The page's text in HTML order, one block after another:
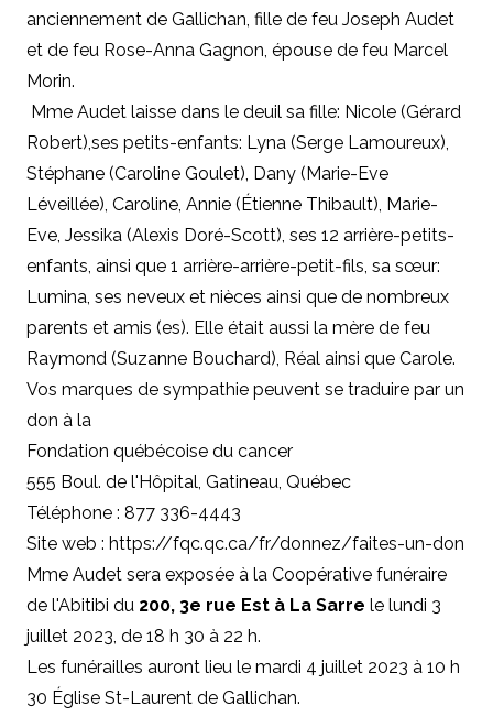
anciennement de Gallichan, fille de feu Joseph Audet
et de feu Rose-Anna Gagnon, épouse de feu Marcel
Morin.
Mme Audet laisse dans le deuil sa fille: Nicole (Gérard
Robert),ses petits-enfants: Lyna (Serge Lamoureux),
Stéphane (Caroline Goulet), Dany (Marie-Eve
Léveillée), Caroline, Annie (Étienne Thibault), Marie-
Eve, Jessika (Alexis Doré-Scott), ses 12 arrière-petits-
enfants, ainsi que 1 arrière-arrière-petit-fils, sa sœur:
Lumina, ses neveux et nièces ainsi que de nombreux
parents et amis (es). Elle était aussi la mère de feu
Raymond (Suzanne Bouchard), Réal ainsi que Carole.
Vos marques de sympathie peuvent se traduire par un
don à la
Fondation québécoise du cancer
555 Boul. de l'Hôpital, Gatineau, Québec
Téléphone : 877 336-4443
Site web : https://fqc.qc.ca/fr/donnez/faites-un-don
Mme Audet sera exposée à la Coopérative funéraire
de l'Abitibi du 200, 3e rue Est à La Sarre le lundi 3
juillet 2023, de 18 h 30 à 22 h.
Les funérailles auront lieu le mardi 4 juillet 2023 à 10 h
30 Église St-Laurent de Gallichan.